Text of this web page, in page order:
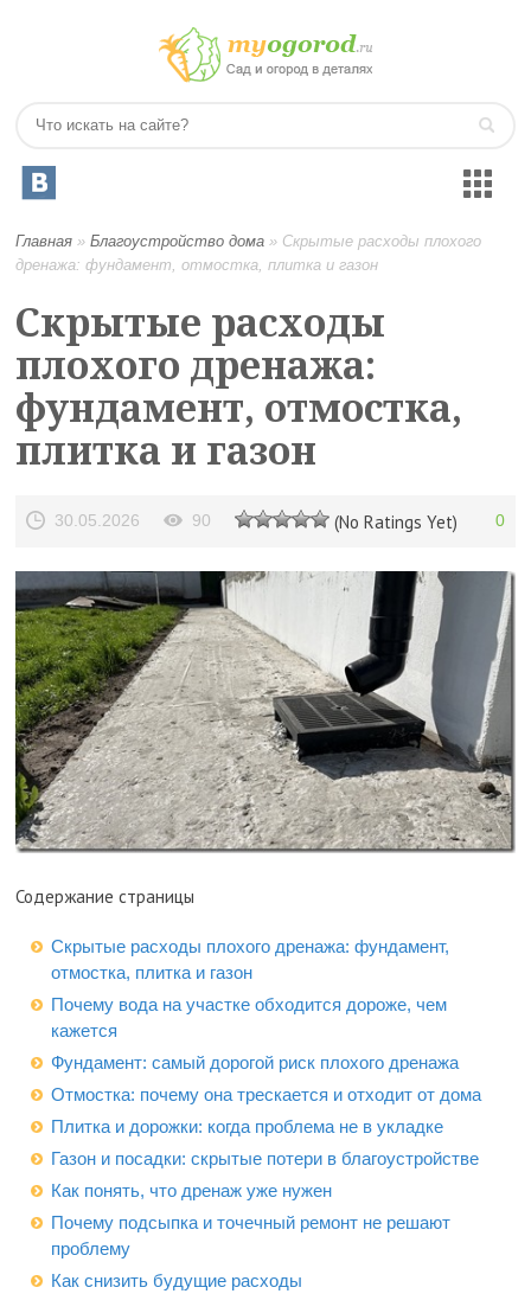
Главная »Благоустройство дома » Скрытые расходы плохого
дренажа: фундамент, отмостка, плитка и газон
Скрытые расходы
плохого дренажа:
фундамент, отмостка,
плитка и газон
30.05.2026 90 (No Ratings Yet) 0
Содержание страницы
Скрытые расходы плохого дренажа: фундамент,
отмостка, плитка и газон
Почему вода на участке обходится дороже, чем
кажется
Фундамент: самый дорогой риск плохого дренажа
Отмостка: почему она трескается и отходит от дома
Плитка и дорожки: когда проблема не в укладке
Газон и посадки: скрытые потери в благоустройстве
Как понять, что дренаж уже нужен
Почему подсыпка и точечный ремонт не решают
проблему
Как снизить будущие расходы